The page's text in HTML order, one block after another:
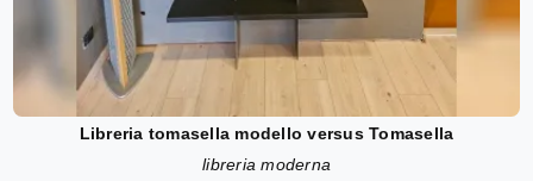
Libreria tomasella modello versus Tomasella
libreria moderna